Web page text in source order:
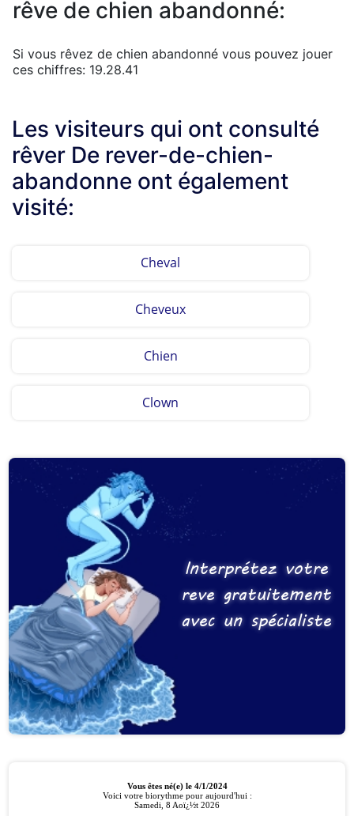
rêve de chien abandonné:
Si vous rêvez de chien abandonné vous pouvez jouer
ces chiffres: 19.28.41
Les visiteurs qui ont consulté
rêver De rever-de-chien-
abandonne ont également
visité:
Cheval
Cheveux
Chien
Clown
Interprétez votre
reve gratuitement
avec un spécialiste